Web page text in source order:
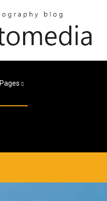
Pages